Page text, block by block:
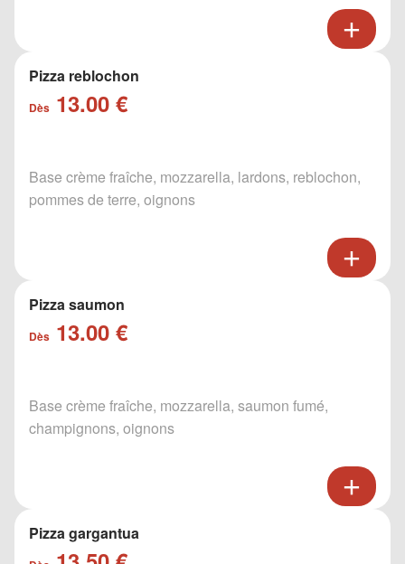
Pizza reblochon
Dès 13.00 €
Base crème fraîche, mozzarella, lardons, reblochon,
pommes de terre, oignons
Pizza saumon
Dès 13.00 €
Base crème fraîche, mozzarella, saumon fumé,
champignons, oignons
Pizza gargantua